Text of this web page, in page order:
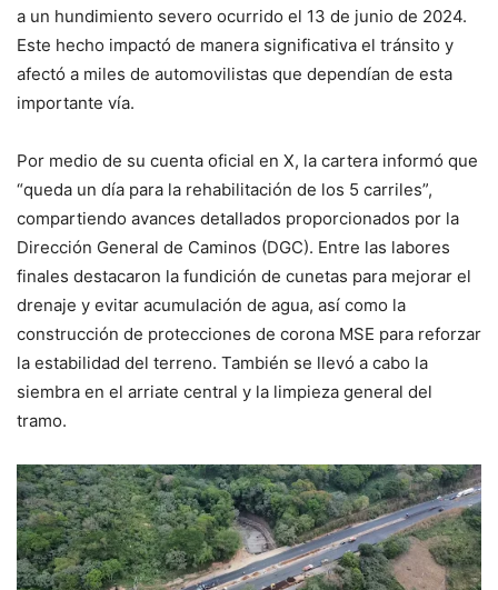
a un hundimiento severo ocurrido el 13 de junio de 2024.
Este hecho impactó de manera significativa el tránsito y
afectó a miles de automovilistas que dependían de esta
importante vía.
Por medio de su cuenta oficial en X, la cartera informó que
“queda un día para la rehabilitación de los 5 carriles”,
compartiendo avances detallados proporcionados por la
Dirección General de Caminos (DGC). Entre las labores
finales destacaron la fundición de cunetas para mejorar el
drenaje y evitar acumulación de agua, así como la
construcción de protecciones de corona MSE para reforzar
la estabilidad del terreno. También se llevó a cabo la
siembra en el arriate central y la limpieza general del
tramo.